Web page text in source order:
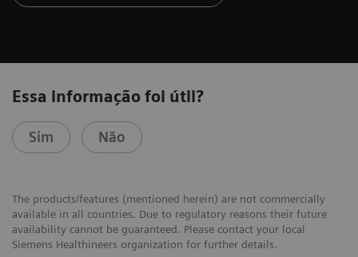
Essa informação foi útil?
Sim Não
The products/features (mentioned herein) are not commercially
available in all countries. Due to regulatory reasons their future
availability cannot be guaranteed. Please contact your local
Siemens Healthineers organization for further details.